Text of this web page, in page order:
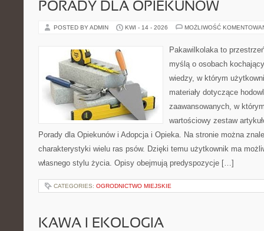
PORADY DLA OPIEKUNÓW
POSTED BY ADMIN KWI - 14 - 2026 MOŻLIWOŚĆ
Pakawilkolaka to
myślą o osobach
wiedzy, w którym
materiały dotyczące
zaawansowanych, w
wartościowy zestaw
Porady dla Opiekunów i Adopcja i Opieka. Na stronie można
charakterystyki wielu ras psów. Dzięki temu użytkownik ma
własnego stylu życia. Opisy obejmują predyspozycje […]
CATEGORIES: OGRODNICTWO MIEJSKIE
KAWA I EKOLOGIA